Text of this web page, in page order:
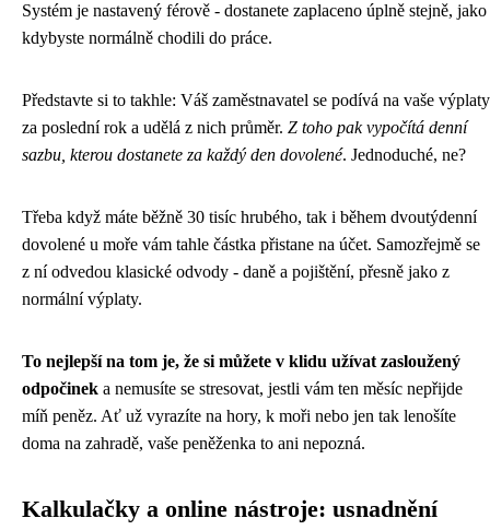
Systém je nastavený férově - dostanete zaplaceno úplně stejně, jako
kdybyste normálně chodili do práce.
Představte si to takhle: Váš zaměstnavatel se podívá na vaše výplaty
za poslední rok a udělá z nich průměr. Z toho pak vypočítá denní
sazbu, kterou dostanete za každý den dovolené. Jednoduché, ne?
Třeba když máte běžně 30 tisíc hrubého, tak i během dvoutýdenní
dovolené u moře vám tahle částka přistane na účet. Samozřejmě se
z ní odvedou klasické odvody - daně a pojištění, přesně jako z
normální výplaty.
To nejlepší na tom je, že si můžete v klidu užívat zasloužený
odpočinek a nemusíte se stresovat, jestli vám ten měsíc nepřijde
míň peněz. Ať už vyrazíte na hory, k moři nebo jen tak lenošíte
doma na zahradě, vaše peněženka to ani nepozná.
Kalkulačky a online nástroje: usnadnění